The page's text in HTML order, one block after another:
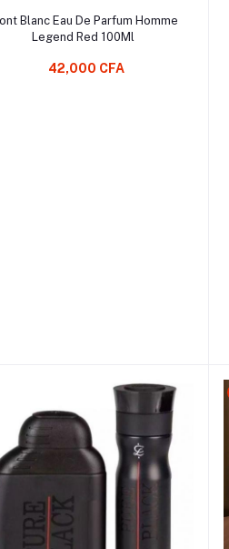
Ajouter au Panier
Blanc Eau De Parfum Homme
Legend Red 100Ml
42,000 CFA